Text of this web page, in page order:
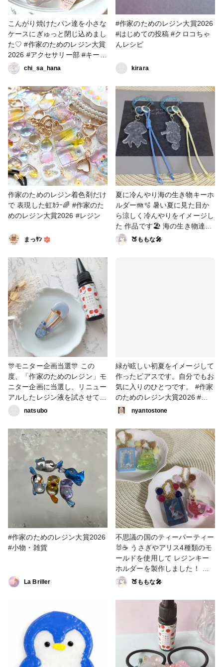
こんがり焼けたパン達を小さな
ケースにぎゅっと閉じ込めまし
た♡ #作家のためのレジン大賞
2026 #アクセサリー部 #キーホ
ルダーchi_sa_hana
#作家のためのレジン大賞2026
#はじめての投稿 #クロコちゃ
んレシピ
kirara
作家のためのレジン着色剤だけ
で 表現した虹ｶﾗｰ🌈 #作家のた
めのレジン大賞2026 #レジン
まっｻﾝ
夏に冷んやり海の生き物キーホ
ルダー🪼🫧 暑い夏に見た目か
ら涼しく冷んやりをイメージし
た 作品です🏖 海の生き物達を
氷のような質感にしちゃいまし
た🧊 カラビナや人気のパラコ
🍑ももな🎤
🎊モニター企画当選🎊 この
度、「作家のためのレジン」モ
ニター企画に当選し、リニュー
アルしたレジン液を試させてい
ただきました♪ヽ(´▽｀)/✨️ 初め
て「作家のためのレジン」を使
用したのですが、液はとてもサ
ラサラで、気泡も抜けやすいと
感じました☺️ 気になった方
は、新しいレジン液を使ってみ
てください(⁠◍⁠•⁠ᴗ⁠•⁠◍⁠)⁠✧⁠*⁠。 ヘア
クリップは、こまりさんの動画
を参考に作りましたﾟ+.ﾟ(*
アアクセサリー#モニター企画
natsubo
緑が眩しい初夏をイメージして
作ったピアスです。自分でもお
気に入りのひとつです。 #作家
のためのレジン大賞2026 #ピ
アス
nyantostone
#作家のためのレジン大賞2026
#小物・雑貨
La Briller
不思議の国のティーパーティー
🐰☕️ うさぎやアリス4種類のモ
ールドを使用して レジンキー
ホルダーを製作しました！ 可
愛いクッキーをつけてティーパ
ーティーの世界観を表していま
す。 今回が初投稿！ 今後もハ
ンドメイドを楽しみながら投稿
もしていきたいと思ってますの
でよろしくお願いします😊 #作
家のためのレジン大賞2026 #
はじめての投稿 #キーホルダー
🍑ももな🎤